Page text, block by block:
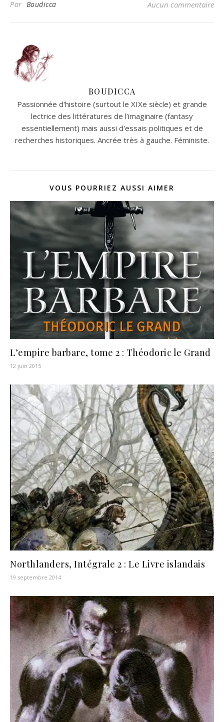
Par Boudicca Aucun commentaire
BOUDICCA
Passionnée d'histoire (surtout le XIXe siècle) et grande
lectrice des littératures de l’imaginaire (fantasy
essentiellement) mais aussi d'essais politiques et de
recherches historiques. Ancrée très à gauche. Féministe.
VOUS POURRIEZ AUSSI AIMER
L’empire barbare, tome 2 : Théodoric le Grand
12 juin 2015
Northlanders, Intégrale 2 : Le Livre islandais
19 septembre 2014